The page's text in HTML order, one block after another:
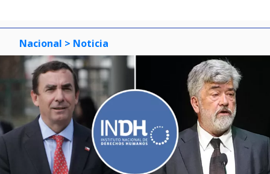
Nacional > Noticia